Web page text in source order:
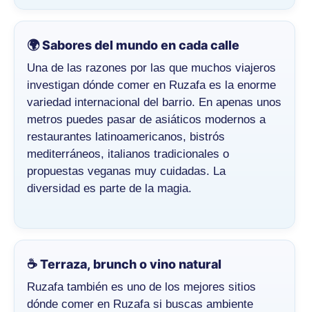
🌍 Sabores del mundo en cada calle
Una de las razones por las que muchos viajeros
investigan dónde comer en Ruzafa es la enorme
variedad internacional del barrio. En apenas unos
metros puedes pasar de asiáticos modernos a
restaurantes latinoamericanos, bistrós
mediterráneos, italianos tradicionales o
propuestas veganas muy cuidadas. La
diversidad es parte de la magia.
☕ Terraza, brunch o vino natural
Ruzafa también es uno de los mejores sitios
dónde comer en Ruzafa si buscas ambiente